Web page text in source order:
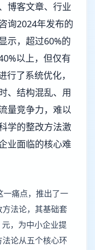
博客文章、行业
询2024年发布的
示，超过60%的
以上，但仅有
了系统优化，
、结构混乱、用
量竞争力，难以
学的整改方法激
业面临的核心难
一痛点，推出了一
法论，其基础套
，为中小企业提
论从五个核心环